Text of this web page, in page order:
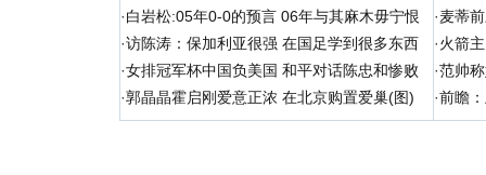
·白岩松:05年0-0的预言 06年与其麻木毋宁恨
·访陈涛：保加利亚很强 在国足学到很多东西
·女排冠军杯中国负美国 和平对话陈忠和惨败
·郭晶晶霍启刚爱意正浓 在北京购置爱巢(图)
·麦蒂
·火箭
·范帅
·前瞻